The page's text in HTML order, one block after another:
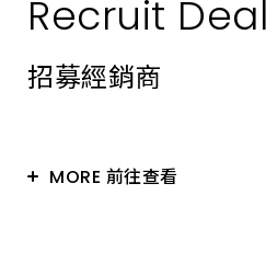
Recruit
招募經銷商
MORE 前往查看